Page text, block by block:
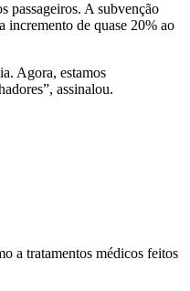
passageiros. A subvenção
incremento de quase 20% ao
Agora, estamos
assinalou.
a tratamentos médicos feitos